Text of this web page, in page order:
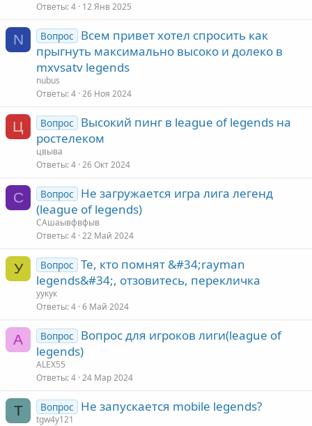
Ответы 4 12 Янв 2025
N Вопрос
Всем привет хотел спросить как
прыгнуть максимально высоко и долеко в
mxvsatv legends
nubus
Ответы 4 26 Ноя 2024
Ц Вопрос
Высокий пинг в league of legends на
ростелеком
цвыва
Ответы 4 26 Окт 2024
С Вопрос
Не загружается игра лига легенд
(league of legends)
САшаывфвфыв
Ответы 4 22 Май 2024
У Вопрос Те, кто помнят &#34;rayman
legends&#34;, отзовитесь, перекличка
уукук
Ответы 4 6 Май 2024
A Вопрос
Вопрос для игроков лиги(league of
legends)
ALEX55
Ответы 4 24 Мар 2024
T Вопрос Не запускается mobile legends?
tgw4y121